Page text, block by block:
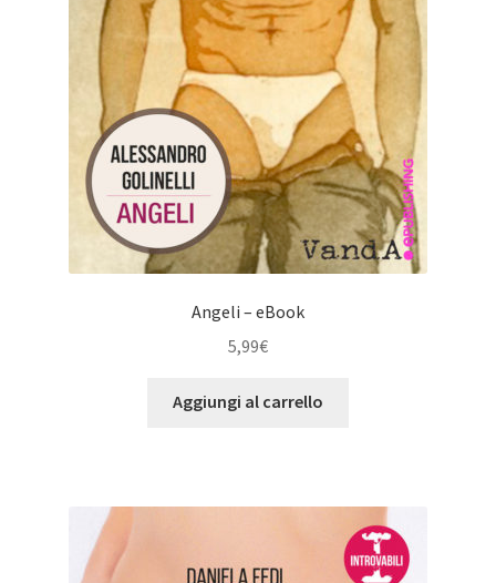
Angeli – eBook
5,99€
Aggiungi al carrello